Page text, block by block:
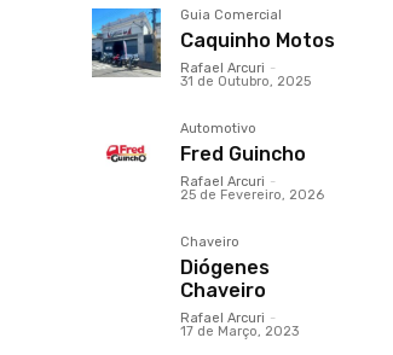
Guia Comercial
Caquinho Motos
Rafael Arcuri -
31 de Outubro, 2025
Automotivo
Fred Guincho
Rafael Arcuri -
25 de Fevereiro, 2026
Chaveiro
Diógenes
Chaveiro
Rafael Arcuri -
17 de Março, 2023